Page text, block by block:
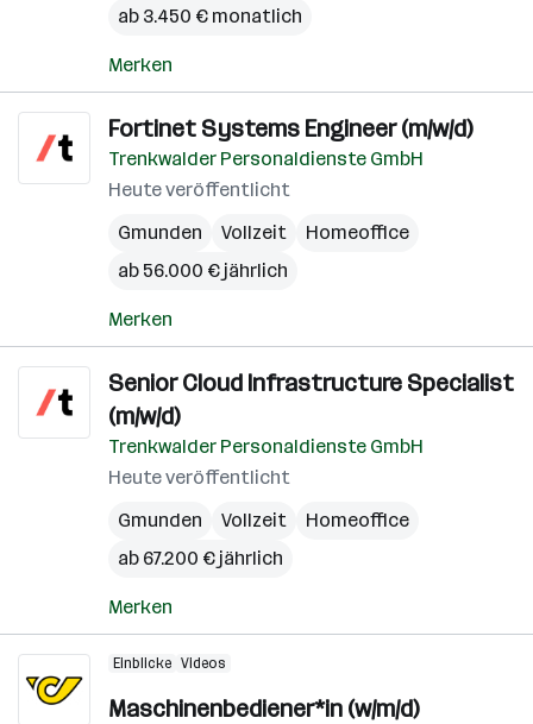
ab 3.450 € monatlich
Merken
Fortinet Systems Engineer (m/w/d)
Trenkwalder Personaldienste GmbH
Heute veröffentlicht
Gmunden
Vollzeit
Homeoffice
ab 56.000 € jährlich
Merken
Senior Cloud Infrastructure Specialist
(m/w/d)
Trenkwalder Personaldienste GmbH
Heute veröffentlicht
Gmunden
Vollzeit
Homeoffice
ab 67.200 € jährlich
Merken
Einblicke Videos
Maschinenbediener*in (w/m/d)